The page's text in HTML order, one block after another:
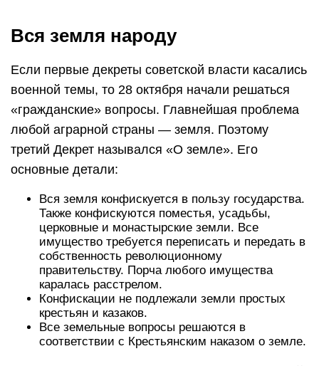
Вся земля народу
Если первые декреты советской власти касались
военной темы, то 28 октября начали решаться
«гражданские» вопросы. Главнейшая проблема
любой аграрной страны — земля. Поэтому
третий Декрет назывался «О земле». Его
основные детали:
Вся земля конфискуется в пользу государства.
Также конфискуются поместья, усадьбы,
церковные и монастырские земли. Все
имущество требуется переписать и передать в
собственность революционному
правительству. Порча любого имущества
каралась расстрелом.
Конфискации не подлежали земли простых
крестьян и казаков.
Все земельные вопросы решаются в
соответствии с Крестьянским наказом о земле.